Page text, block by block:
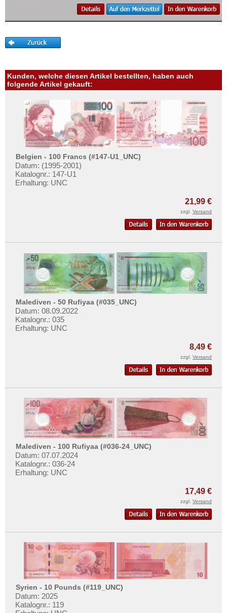
Kunden, welche diesen Artikel bestellten, haben auch
folgende Artikel gekauft:
Belgien - 100 Francs (#147-U1_UNC)
Datum: (1995-2001)
Katalognr.: 147-U1
Erhaltung: UNC
21,99 €
zzgl. Versand
Malediven - 50 Rufiyaa (#035_UNC)
Datum: 08.09.2022
Katalognr.: 035
Erhaltung: UNC
8,49 €
zzgl. Versand
Malediven - 100 Rufiyaa (#036-24_UNC)
Datum: 07.07.2024
Katalognr.: 036-24
Erhaltung: UNC
17,49 €
zzgl. Versand
Syrien - 10 Pounds (#119_UNC)
Datum: 2025
Katalognr.: 119